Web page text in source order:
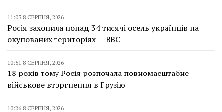
11:03 8 СЕРПНЯ, 2026
Росія захопила понад 34 тисячі осель українців на
окупованих територіях — BBC
10:51 8 СЕРПНЯ, 2026
18 років тому Росія розпочала повномасштабне
військове вторгнення в Грузію
10:26 8 СЕРПНЯ, 2026